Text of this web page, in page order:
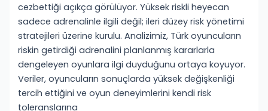
cezbettiği açıkça görülüyor. Yüksek riskli heyecan
sadece adrenalinle ilgili değil; ileri düzey risk yönetimi
stratejileri üzerine kurulu. Analizimiz, Türk oyuncuların
riskin getirdiği adrenalini planlanmış kararlarla
dengeleyen oyunlara ilgi duyduğunu ortaya koyuyor.
Veriler, oyuncuların sonuçlarda yüksek değişkenliği
tercih ettiğini ve oyun deneyimlerini kendi risk
toleranslarına